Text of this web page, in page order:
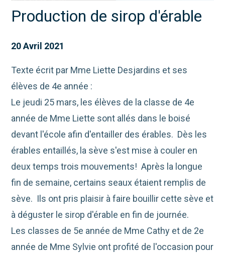
Production de sirop d'érable
20 Avril 2021
Texte écrit par Mme Liette Desjardins et ses
élèves de 4e année :
Le jeudi 25 mars, les élèves de la classe de 4e
année de Mme Liette sont allés dans le boisé
devant l'école afin d'entailler des érables. Dès les
érables entaillés, la sève s'est mise à couler en
deux temps trois mouvements! Après la longue
fin de semaine, certains seaux étaient remplis de
sève. Ils ont pris plaisir à faire bouillir cette sève et
à déguster le sirop d'érable en fin de journée.
Les classes de 5e année de Mme Cathy et de 2e
année de Mme Sylvie ont profité de l'occasion pour